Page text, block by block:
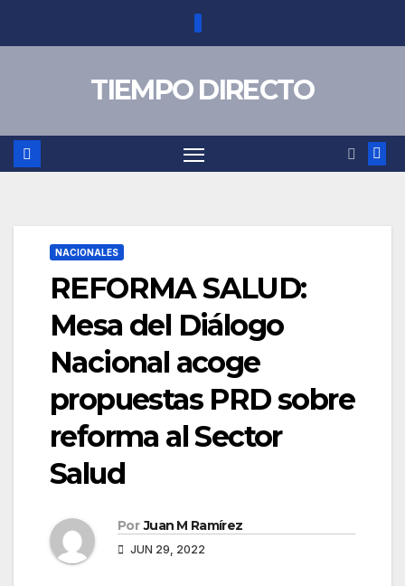
TIEMPO DIRECTO
NACIONALES
REFORMA SALUD:
Mesa del Diálogo
Nacional acoge
propuestas PRD sobre
reforma al Sector
Salud
Por Juan M Ramírez
JUN 29, 2022